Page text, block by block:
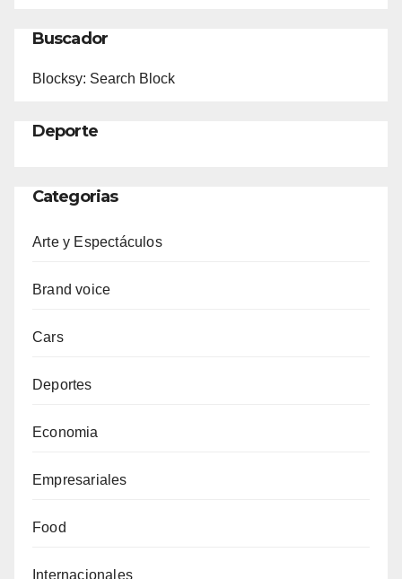
Buscador
Blocksy: Search Block
Deporte
Categorias
Arte y Espectáculos
Brand voice
Cars
Deportes
Economia
Empresariales
Food
Internacionales